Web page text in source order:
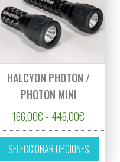
HALCYON PHOTON /
PHOTON MINI
166,00€ - 446,00€
SELECCIONAR OPCIONES
Este